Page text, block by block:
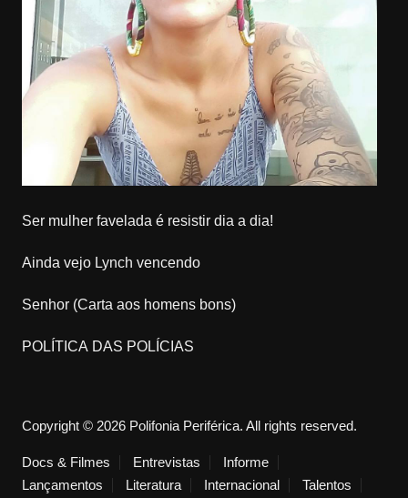
Ser mulher favelada é resistir dia a dia!
Ainda vejo Lynch vencendo
Senhor (Carta aos homens bons)
POLÍTICA DAS POLÍCIAS
Copyright © 2026 Polifonia Periférica. All rights reserved.
Docs & Filmes Entrevistas
Informe
Lançamentos
Literatura Internacional Talentos